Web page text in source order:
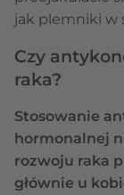
jak plemniki w
Czy
raka?
Stosowanie
hormonalnej
rozwoju raka
głównie u